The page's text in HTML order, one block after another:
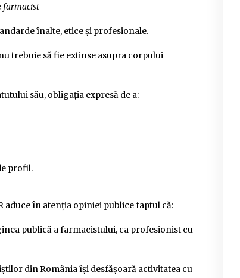
farmacist
înalte, etice și profesionale.
trebuie să fie extinse asupra corpului
său, obligația expresă de a:
profil.
în atenția opiniei publice faptul că:
publică a farmacistului, ca profesionist cu
din România își desfășoară activitatea cu